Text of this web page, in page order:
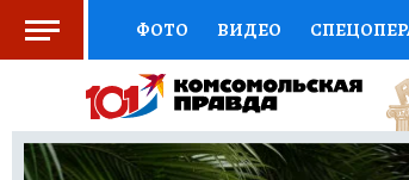
ФОТО ВИДЕО
СОЦПОДДЕРЖКА НАУКА
ВЫБОР ЭКСПЕРТОВ